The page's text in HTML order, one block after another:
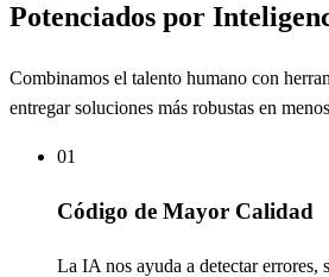
Potenciados por
Combinamos el talento humano con
entregar soluciones más robustas en
01
Código de Mayor Calidad
La IA nos ayuda a detectar errores,